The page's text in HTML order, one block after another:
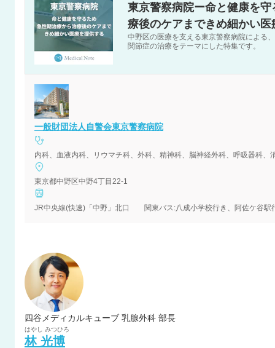
東京警察病院ー命と健康を
療後のケアまできめ細かい医
中野区の医療を支える東京警察病院による
関節症の治療をテーマにした特集です。
一般財団法人自警会東京警察病院
内科、血液内科、リウマチ科、外科、精神科、脳神経外科、呼吸器科
東京都中野区中野4丁目22-1
JR中央線(快速)「中野」北口 関東バス:八成小学校行き、阿佐ケ谷駅
四谷メディカルキューブ 乳腺外科 部長
はやし みつひろ
林 光博